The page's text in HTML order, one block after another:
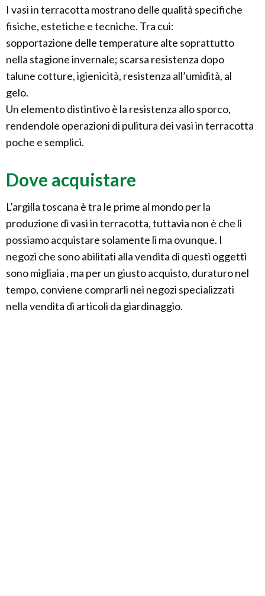
I vasi in terracotta mostrano delle qualità specifiche
fisiche, estetiche e tecniche. Tra cui:
sopportazione delle temperature alte soprattutto
nella stagione invernale; scarsa resistenza dopo
talune cotture, igienicità, resistenza all’umidità, al
gelo.
Un elemento distintivo è la resistenza allo sporco,
rendendole operazioni di pulitura dei vasi in terracotta
poche e semplici.
Dove acquistare
L’argilla toscana è tra le prime al mondo per la
produzione di vasi in terracotta, tuttavia non è che li
possiamo acquistare solamente li ma ovunque. I
negozi che sono abilitati alla vendita di questi oggetti
sono migliaia , ma per un giusto acquisto, duraturo nel
tempo, conviene comprarli nei negozi specializzati
nella vendita di articoli da giardinaggio.